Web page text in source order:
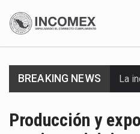
BREAKING NEWS
Producción y